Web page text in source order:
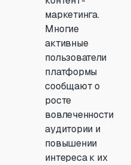
маркетинга.
Многие
активные
пользователи
платформы
сообщают о
росте
вовлеченности
аудитории и
повышении
интереса к их